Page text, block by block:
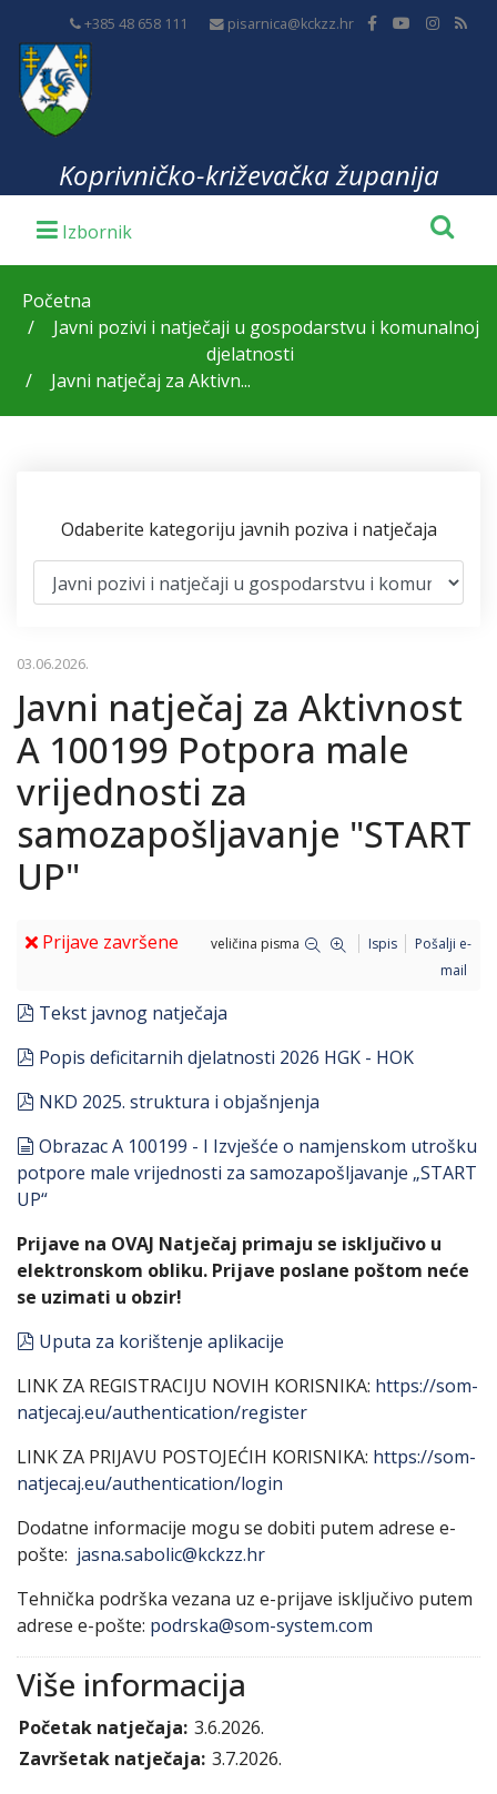
+385 48 658 111 pisarnica@kckzz.hr
Koprivničko-križevačka županija
Početna
Javni pozivi i natječaji u gospodarstvu i komunalnoj
djelatnosti
Javni natječaj za Aktivn...
Odaberite kategoriju javnih poziva i natječaja
03.06.2026.
Javni natječaj za Aktivnost
A 100199 Potpora male
vrijednosti za
samozapošljavanje "START
UP"
Prijave završene veličina pisma Ispis
Pošalji e-
mail
pdf
Tekst javnog natječaja
pdf
Popis deficitarnih djelatnosti 2026 HGK - HOK
pdf
NKD 2025. struktura i objašnjenja
document
Obrazac A 100199 - I Izvješće o namjenskom utrošku
potpore male vrijednosti za samozapošljavanje „START
UP“
Prijave na OVAJ Natječaj primaju se isključivo u
elektronskom obliku. Prijave poslane poštom neće
se uzimati u obzir!
pdf
Uputa za korištenje aplikacije
LINK ZA REGISTRACIJU NOVIH KORISNIKA: https://som-
natjecaj.eu/authentication/register
LINK ZA PRIJAVU POSTOJEĆIH KORISNIKA: https://som-
natjecaj.eu/authentication/login
Dodatne informacije mogu se dobiti putem adrese e-
pošte: jasna.sabolic@kckzz.hr
Tehnička podrška vezana uz e-prijave isključivo putem
adrese e-pošte: podrska@som-system.com
Više informacija
Početak natječaja: 3.6.2026.
Završetak natječaja: 3.7.2026.